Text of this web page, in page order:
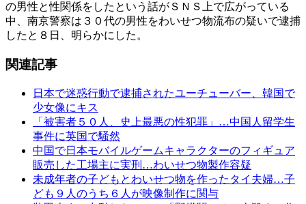
の男性と性関係をしたという話がＳＮＳ上で広がっている
中、南京警察は３０代の男性をわいせつ物流布の疑いで逮捕
したと８日、明らかにした。​
関連記事
日本で迷惑行動で逮捕されたユーチューバー、韓国で
少女像にキス
「被害者５０人、史上最悪の性犯罪」…中国人留学生
事件に英国で騒然
中国で日本モバイルゲームキャラクターのフィギュア
販売した工場主に実刑…わいせつ物製作容疑
未成年者の子どもとわいせつ物を作ったタイ夫婦…子
ども９人のうち６人が映像制作に関与